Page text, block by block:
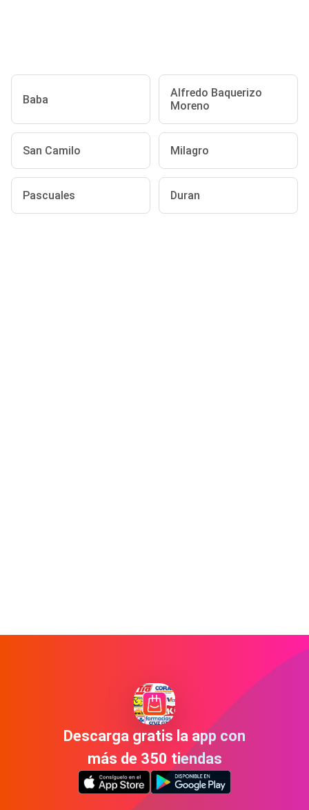
Baba
Alfredo Baquerizo
Moreno
San Camilo Milagro
Pascuales Duran
Descarga gratis la app con
más de 350 tiendas